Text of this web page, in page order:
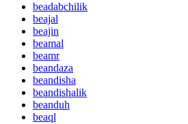
beadabchilik
beajal
beajin
beamal
beamr
beandaza
beandisha
beandishalik
beanduh
beaql